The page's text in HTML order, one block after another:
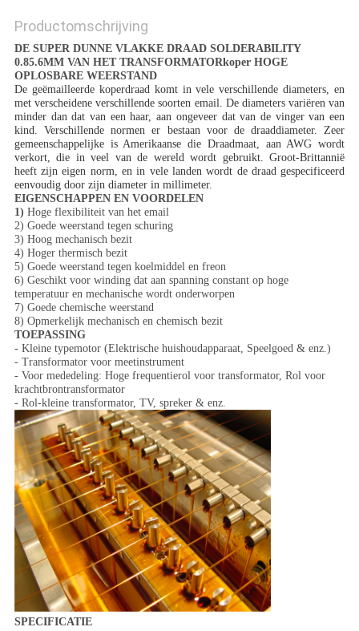
Productomschrijving
DE SUPER DUNNE VLAKKE DRAAD SOLDERABILITY
0.85.6MM VAN HET TRANSFORMATORkoper HOGE
OPLOSBARE WEERSTAND
De geëmailleerde koperdraad komt in vele verschillende diameters, en
met verscheidene verschillende soorten email. De diameters variëren van
minder dan dat van een haar, aan ongeveer dat van de vinger van een
kind. Verschillende normen er bestaan voor de draaddiameter. Zeer
gemeenschappelijke is Amerikaanse die Draadmaat, aan AWG wordt
verkort, die in veel van de wereld wordt gebruikt. Groot-Brittannië
heeft zijn eigen norm, en in vele landen wordt de draad gespecificeerd
eenvoudig door zijn diameter in millimeter.
EIGENSCHAPPEN EN VOORDELEN
1) Hoge flexibiliteit van het email
2) Goede weerstand tegen schuring
3) Hoog mechanisch bezit
4) Hoger thermisch bezit
5) Goede weerstand tegen koelmiddel en freon
6) Geschikt voor winding dat aan spanning constant op hoge
temperatuur en mechanische wordt onderworpen
7) Goede chemische weerstand
8) Opmerkelijk mechanisch en chemisch bezit
TOEPASSING
- Kleine typemotor (Elektrische huishoudapparaat, Speelgoed & enz.)
- Transformator voor meetinstrument
- Voor mededeling: Hoge frequentierol voor transformator, Rol voor
krachtbrontransformator
- Rol-kleine transformator, TV, spreker & enz.
SPECIFICATIE